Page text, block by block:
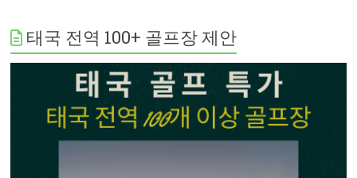
태국 전역 100+ 골프장 제안